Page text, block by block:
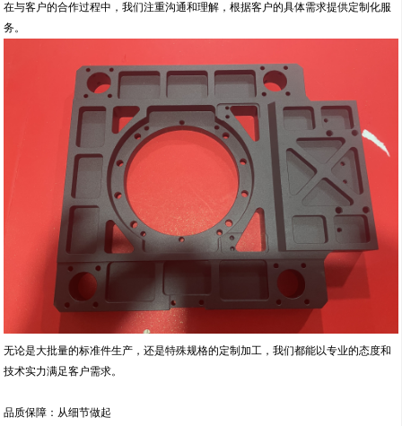
在与客户的合作过程中，我们注重沟通和理解，根据客户的具体需求提供定制化服
务。
无论是大批量的标准件生产，还是特殊规格的定制加工，我们都能以专业的态度和
技术实力满足客户需求。
品质保障：从细节做起